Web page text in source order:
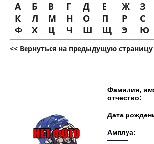
А Б В Г Д Е Ж З
К
Л М Н О П Р С
Ф
Х Ц Ч Ш Щ Э Ю
<< Вернуться на предыдущую страницу
Фамилия,
отчество:
Дата
Амплуа: